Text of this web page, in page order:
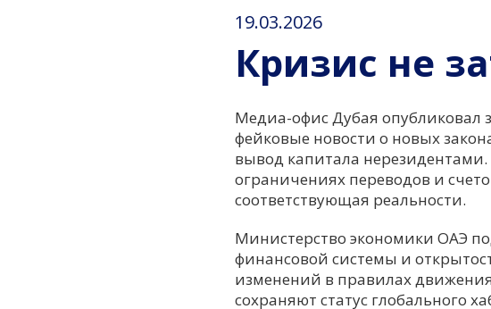
19.03.2026
Кризис не
Медиа-офис Дубая опубликовал
фейковые новости о новых
вывод капитала
ограничениях переводов и
соответствующая реальности.
Министерство экономики ОАЭ
финансовой системы и
изменений в правилах
сохраняют статус глобального